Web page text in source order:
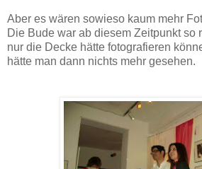
Aber es wären sowieso kaum mehr
Die Bude war ab diesem Zeitpunkt so
nur die Decke hätte fotografieren
hätte man dann nichts mehr gesehen.